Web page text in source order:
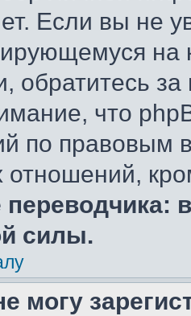
Если вы не
обратитесь
что
по правовым
отношений,
силы.
могу